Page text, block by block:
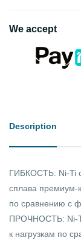
We accept
Description
ГИБКОСТЬ: Ni-Ti
сплава премиум-
по сравнению с
ПРОЧНОСТЬ: Ni-Ti
к нагрузкам по